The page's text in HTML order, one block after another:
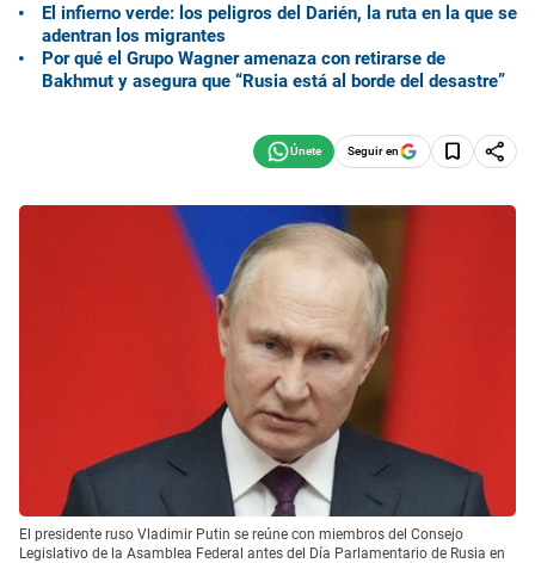
El infierno verde: los peligros del Darién, la ruta en la que se
adentran los migrantes
Por qué el Grupo Wagner amenaza con retirarse de
Bakhmut y asegura que “Rusia está al borde del desastre”
Seguir en
El presidente ruso Vladimir Putin se reúne con miembros del Consejo
Legislativo de la Asamblea Federal antes del Día Parlamentario de Rusia en